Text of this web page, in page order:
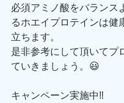
必須アミノ酸をバランス
るホエイプロテインは健
立ちます。
是非参考にして頂いてプ
ていきましょう。😃
キャンペーン実施中‼️